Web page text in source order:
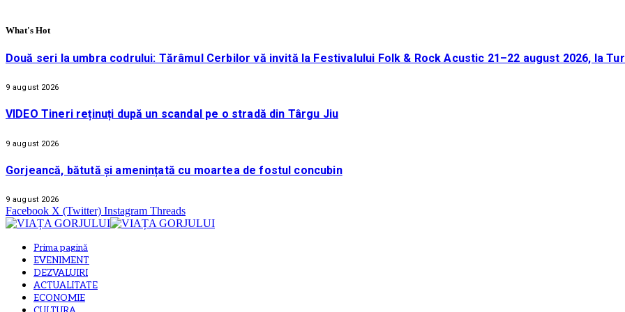
What's Hot
Două seri la umbra codrului: Tărâmul Cerbilor vă invită la Festivalului Folk & Rock Acustic 21–22 august 2026, la
9 august 2026
VIDEO Tineri reținuți după un scandal pe o stradă din Târgu Jiu
9 august 2026
Gorjeancă, bătută și amenințată cu moartea de fostul concubin
9 august 2026
Facebook X (Twitter) Instagram Threads
Prima pagină
EVENIMENT
DEZVALUIRI
ACTUALITATE
ECONOMIE